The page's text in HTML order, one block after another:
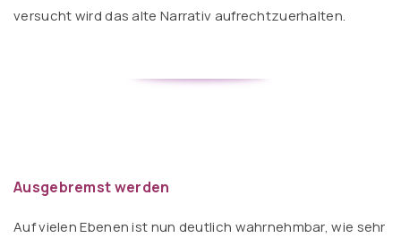
versucht wird das alte Narrativ aufrechtzuerhalten.
Ausgebremst werden
Auf vielen Ebenen ist nun deutlich wahrnehmbar, wie sehr